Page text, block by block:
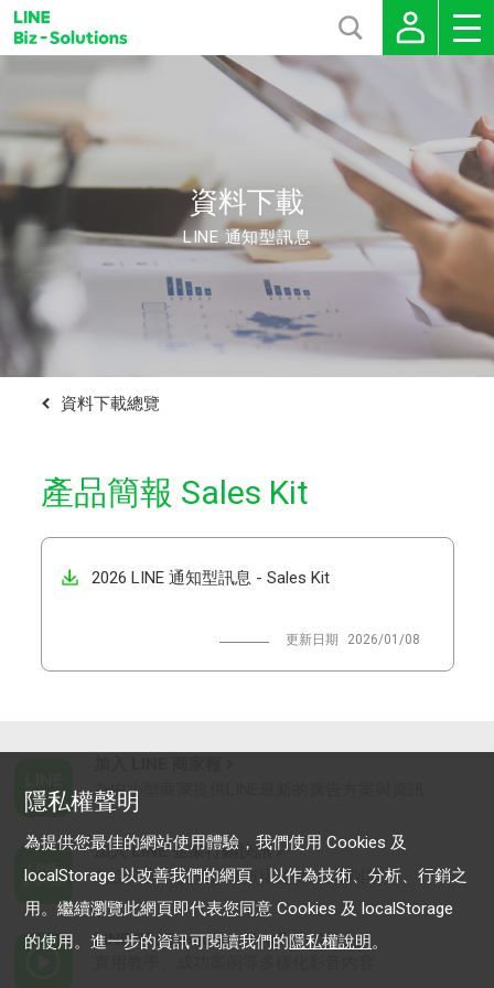
資料下載
LINE 通知型訊息
資料下載總覽
產品簡報 Sales Kit
2026 LINE 通知型訊息 - Sales Kit
2026/01/08
為中小型商家提供LINE最新的廣告方案與資訊
加入 LINE 企業行銷快訊
為企業客戶提供最新市場趨勢, 應用與案例
LINE Biz-Solutions YouTube
隱私權聲明
為提供您最佳的網站使用體驗，我們使用 Cookies 及
localStorage 以改善我們的網頁，以作為技術、分析、行銷之
用。繼續瀏覽此網頁即代表您同意 Cookies 及 localStorage
的使用。進一步的資訊可閱讀我們的隱私權說明。